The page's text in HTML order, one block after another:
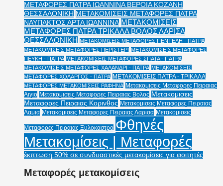
ΜΕΤΑΦΟΡΕΣ ΠΑΤΡΑ ΙΩΑΝΝΙΝΑ ΒΕΡΟΙΑ ΚΟΖΑΝΗ
ΘΕΣΣΑΛΟΝΙΚΗ ΜΕΤΑΚΟΜΙΣΕΙΣ ΜΕΤΑΦΟΡΕΣ ΠΑΤΡΑ
ΝΑΥΠΑΚΤΟΣ ΑΡΤΑ ΙΩΑΝΝΙΝΑ ΜΕΤΑΚΟΜΙΣΕΙΣ
ΜΕΤΑΦΟΡΕΣ ΠΑΤΡΑ ΤΡΙΚΑΛΑ ΒΟΛΟΣ ΛΑΡΙΣΑ
ΘΕΣΣΑΛΟΝΙΚΗ ΜΕΤΑΚΟΜΙΣΕΙΣ ΜΕΤΑΦΟΡΕΣ ΠΕΝΤΕΛΗ - ΠΑΤΡΑ
ΜΕΤΑΚΟΜΙΣΕΙΣ ΜΕΤΑΦΟΡΕΣ ΠΕΡΙΣΤΕΡΙ ΜΕΤΑΚΟΜΙΣΕΙΣ ΜΕΤΑΦΟΡΕΣ
ΠΕΥΚΗ - ΠΑΤΡΑ ΜΕΤΑΚΟΜΙΣΕΙΣ ΜΕΤΑΦΟΡΕΣ ΣΠΑΤΑ - ΠΑΤΡΑ
ΜΕΤΑΚΟΜΙΣΕΙΣ ΜΕΤΑΦΟΡΕΣ ΧΑΛΑΝΔΡΙ - ΠΑΤΡΑ ΜΕΤΑΚΟΜΙΣΕΙΣ
ΜΕΤΑΦΟΡΕΣ ΧΟΛΑΡΓΟΣ - ΠΑΤΡΑ ΜΕΤΑΚΟΜΙΣΕΙΣ ΠΑΤΡΑ - ΤΡΙΚΑΛΑ
ΜΕΤΑΦΟΡΕΣ ΜΕΤΑΚΟΜΙΣΕΙΣ ΡΑΦΗΝΑ Μετακομισεις Μεταφορες Πειραιας
Αιγιο Μετακομισεις Μεταφορες Πειραιας Βολος Μετακομισεις
Μεταφορες Πειραιας Κορινθος Μετακομισεις Μεταφορες Πειραιας
Λαμια Μετακομισεις Μεταφορες Πειραιας Λαρισα Μετακομισεις
Μεταφορες Πειραιας Ξυλοκαστρο Φθηνές
Μετακομίσεις | Μεταφορές
έκπτωση 50% σε συνδυαστικές μετακομίσεις για φοιτητές
Μεταφορές μετακομίσεις